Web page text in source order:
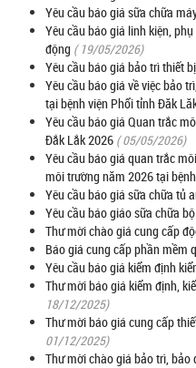
Yêu cầu báo giá sữa chữa
Yêu cầu báo giá linh kiện,
động ( 19/05/2026)
Yêu cầu báo giá bảo trì thiết
Yêu cầu báo giá về việc bảo
tại bệnh viện Phổi tỉnh Đăk
Yêu cầu báo giá Quan trắc
Đắk Lắk 2026 ( 05/05/2026)
Yêu cầu báo giá quan trắc
môi trường năm 2026 tại
Yêu cầu báo giá sữa chữa tủ
Yêu cầu báo giáo sữa chữa
Thư mời chào giá cung cấp
Báo giá cung cấp phần mềm
Yêu cầu báo giá kiểm định
Thư mời báo giá kiểm định,
18/12/2025)
Thư mời báo giá cung cấp
01/12/2025)
Thư mời chào giá bảo trì, bảo